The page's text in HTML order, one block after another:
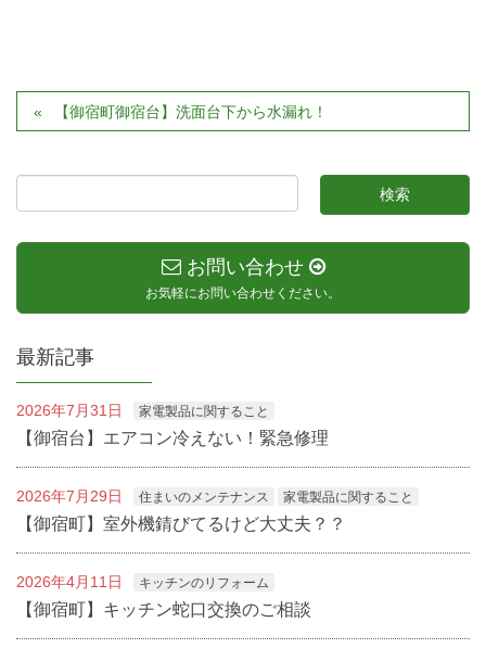
【御宿町御宿台】洗面台下から水漏れ！
お問い合わせ
お気軽にお問い合わせください。
最新記事
2026年7月31日 家電製品に関すること
【御宿台】エアコン冷えない！緊急修理
2026年7月29日 住まいのメンテナンス 家電製品に関すること
【御宿町】室外機錆びてるけど大丈夫？？
2026年4月11日 キッチンのリフォーム
【御宿町】キッチン蛇口交換のご相談